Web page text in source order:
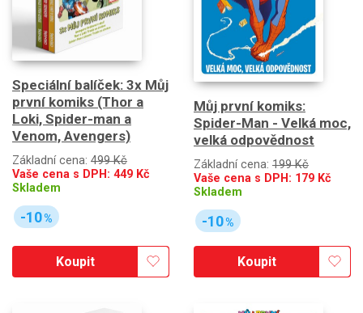
Speciální balíček: 3x Můj
první komiks (Thor a
Loki, Spider-man a
Venom, Avengers)
Základní cena: 499 Kč
Vaše cena s DPH: 449 Kč
Skladem
-10%
Koupit
Můj první komiks:
Spider-Man - Velká moc,
velká odpovědnost
Základní cena: 199 Kč
Vaše cena s DPH: 179 Kč
Skladem
-10%
Koupit